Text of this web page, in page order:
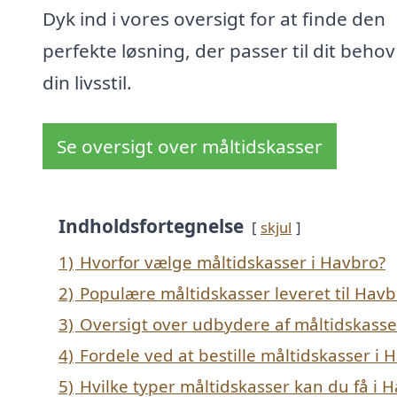
Dyk ind i vores oversigt for at finde den
perfekte løsning, der passer til dit
din livsstil.
Se oversigt over måltidskasser
Indholdsfortegnelse skjul
1) Hvorfor vælge måltidskasser i Havbro?
2) Populære måltidskasser leveret til
3) Oversigt over udbydere af
4) Fordele ved at bestille måltidskasser i
5) Hvilke typer måltidskasser kan du få i